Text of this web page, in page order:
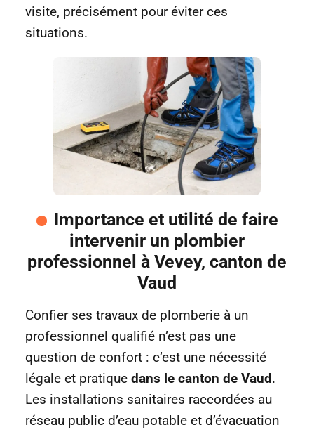
visite, précisément pour éviter ces
situations.
Importance et utilité de faire
intervenir un plombier
professionnel à Vevey, canton de
Vaud
Confier ses travaux de plomberie à un
professionnel qualifié n’est pas une
question de confort : c’est une nécessité
légale et pratique dans le canton de Vaud.
Les installations sanitaires raccordées au
réseau public d’eau potable et d’évacuation